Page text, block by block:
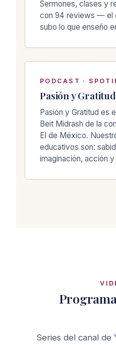
Sermones, clases y
con 94 reviews — el
subo lo que enseño
PODCAST ·
Pasión y Gratitud
Pasión y Gratitud es
Beit Midrash de la
El de México.
educativos son:
imaginación, acción
Series del canal de